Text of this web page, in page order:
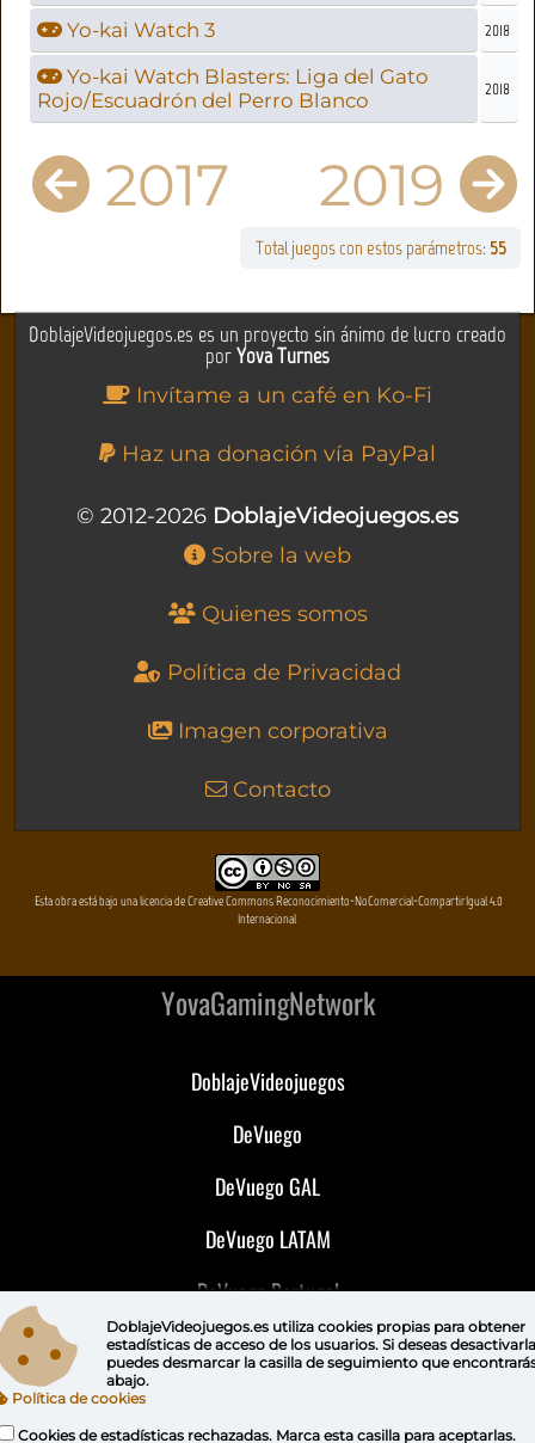
Yo-kai Watch 3 2018
Yo-kai Watch Blasters: Liga del Gato
Rojo/Escuadrón del Perro Blanco
2018
2017 2019
Total juegos con estos parámetros: 55
DoblajeVideojuegos.es es un proyecto sin ánimo de lucro creado
porYova Turnes
Invítame a un café en Ko-Fi
Haz una donación vía PayPal
© 2012-2026 DoblajeVideojuegos.es
Sobre la web
Quienes somos
Política de Privacidad
Imagen corporativa
Contacto
Esta obra está bajo una licencia de Creative Commons Reconocimiento-NoComercial-CompartirIgual 4.0
Internacional
YovaGamingNetwork
DoblajeVideojuegos
DeVuego
DeVuego GAL
DeVuego LATAM
DeVuego Portugal
DoblajeVideojuegos.es utiliza cookies propiaspara obtener
estadísticas de acceso de los usuarios. Si deseas
puedes desmarcar la casilla de seguimientoque
abajo.
Política de cookies
Cookies de estadísticas rechazadas. Marca esta casilla para aceptarlas.